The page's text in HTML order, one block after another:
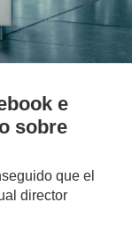
e
sobre
que el
director